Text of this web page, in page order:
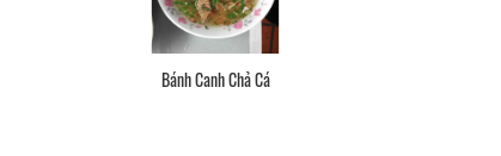
Bánh Canh Chả Cá